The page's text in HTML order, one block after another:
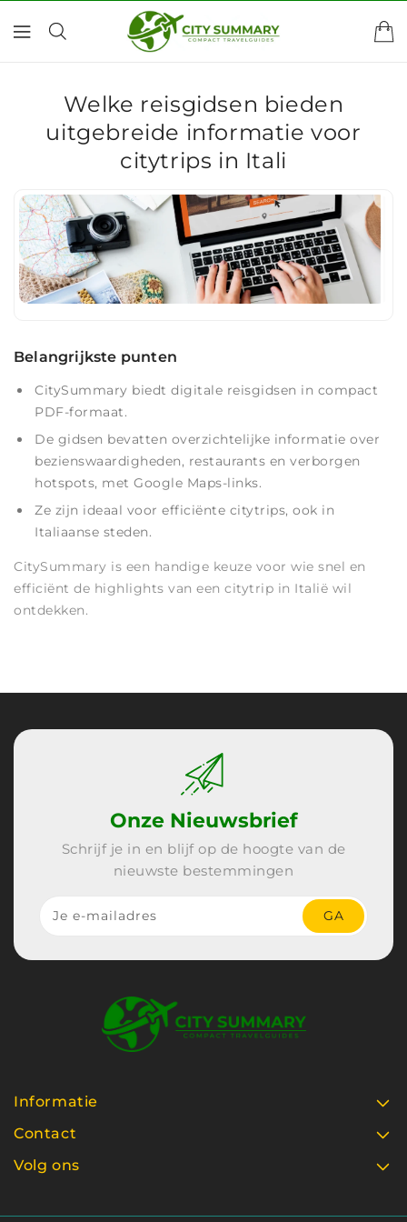
Welke reisgidsen bieden
uitgebreide informatie voor
citytrips in Itali
Belangrijkste punten
CitySummary biedt digitale reisgidsen in compact
PDF-formaat.
De gidsen bevatten overzichtelijke informatie over
bezienswaardigheden, restaurants en verborgen
hotspots, met Google Maps-links.
Ze zijn ideaal voor efficiënte citytrips, ook in
Italiaanse steden.
CitySummary is een handige keuze voor wie snel en
efficiënt de highlights van een citytrip in Italië wil
ontdekken.
Onze Nieuwsbrief
Schrijf je in en blijf op de hoogte van de
nieuwste bestemmingen
Je e-mailadres GA
Informatie
Contact
Volg ons